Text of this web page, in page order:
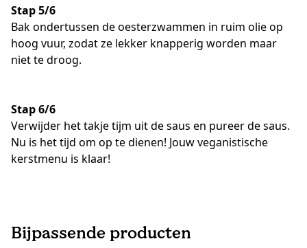
Stap 5/6
Bak ondertussen de oesterzwammen in ruim olie op
hoog vuur, zodat ze lekker knapperig worden maar
niet te droog.
Stap 6/6
Verwijder het takje tijm uit de saus en pureer de saus.
Nu is het tijd om op te dienen! Jouw veganistische
kerstmenu is klaar!
Bijpassende producten